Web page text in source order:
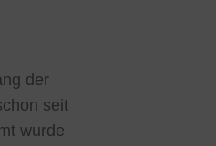
der
seit
wurde